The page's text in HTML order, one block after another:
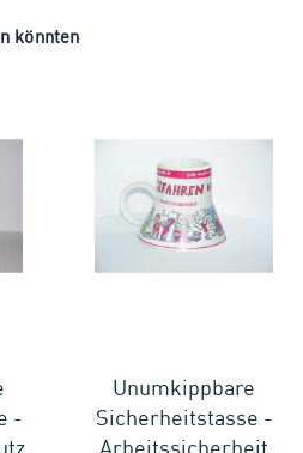
könnten
-
Unumkippbare
Sicherheitstasse -
Arbeitssicherheit